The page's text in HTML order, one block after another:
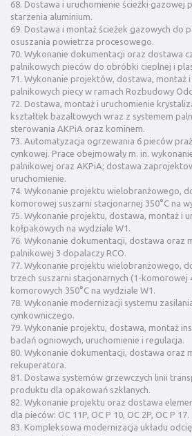
68. Dostawa i uruchomienie ścieżki gazowej
starzenia aluminium.
69. Dostawa i montaż ścieżek gazowych do
osuszania powietrza procesowego.
70. Wykonanie dokumentacji oraz dostawa
palnikowych pieców do obróbki cieplnej i
71. Wykonanie projektów, dostawa, montaż
palnikowych piecy w ramach Rozbudowy
72. Dostawa, montaż i uruchomienie
kształtek bazaltowych wraz z systemem
sterowania AKPiA oraz kominem.
73. Automatyzacja ogrzewania 6 pieców
cynkowej. Prace obejmowały m. in.
palnikowej oraz AKPiA; dostawa
uruchomienie.
74. Wykonanie projektu wielobranżowego,
komorowej suszarni stacjonarnej 350°C na
75. Wykonanie projektu, dostawa, montaż i
kołpakowych na wydziale W1.
76. Wykonanie dokumentacji, dostawa oraz
palnikowej 3 dopalaczy RCO.
77. Wykonanie projektu wielobranżowego,
trzech suszarni stacjonarnych (1-komorowej
komorowych 350°C na wydziale W1.
78. Wykonanie modernizacji systemu
cynkowniczego.
79. Wykonanie projektu, dostawa, montaż
badań ogniowych, uruchomienie i regulacja.
80. Wykonanie dokumentacji, dostawa oraz
rekuperatora.
81. Dostawa systemów grzewczych linii
produktu dla opakowań szklanych.
82. Wykonanie projektu oraz dostawa
dla pieców: OC 11P, OC P 10, OC 2P, OC P 17.
83. Kompleksowa modernizacja układu